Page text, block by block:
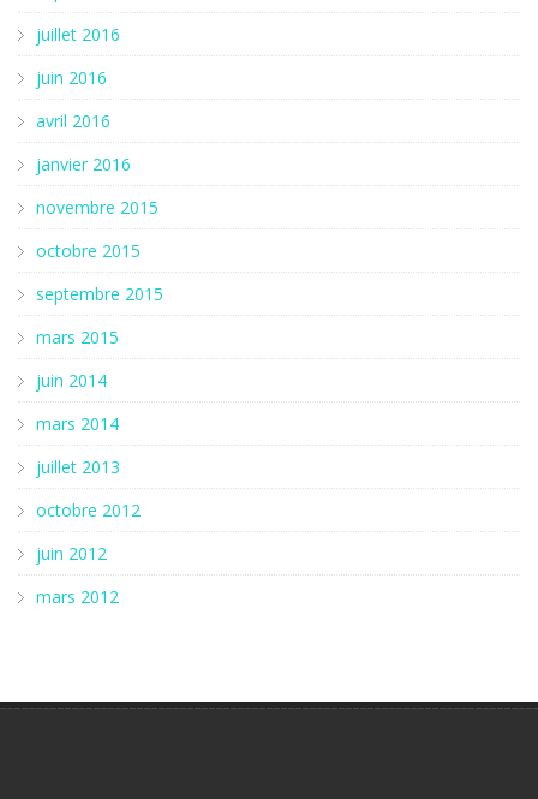
juillet 2016
juin 2016
avril 2016
janvier 2016
novembre 2015
octobre 2015
septembre 2015
mars 2015
juin 2014
mars 2014
juillet 2013
octobre 2012
juin 2012
mars 2012